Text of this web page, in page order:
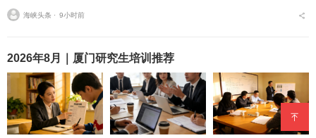
常常面临一个具体问题：字丑想改善，到底该练标准楷书，还是练楷
书快写，或者干脆练行...
海峡头条 ⋅ 9小时前
2026年8月｜厦门研究生培训推荐